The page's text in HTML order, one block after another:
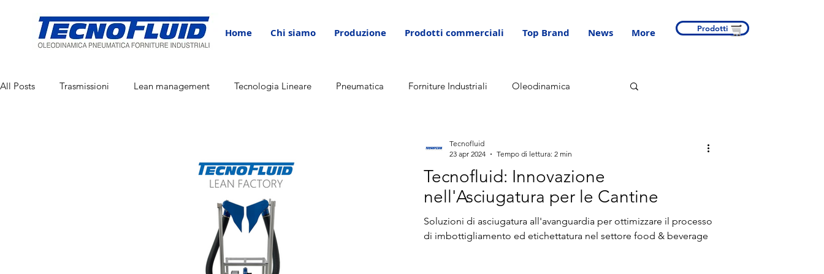
Home Chi siamo Produzione Prodotti commerciali Top Brand News More Prodotti
All Posts Trasmissioni Lean management Tecnologia Lineare Pneumatica Forniture Industriali Oleodinamica
Tecnofluid: Innovazione
nell'Asciugatura per le Cantine
Soluzioni di asciugatura all'avanguardia per ottimizzare il processo
di imbottigliamento ed etichettatura nel settore food & beverage
Tecnofluid
23 apr 2024
Tempo di lettura: 2 min